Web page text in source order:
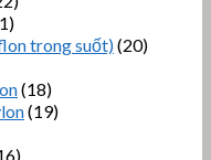
trong suốt)(20)
(18)
(19)